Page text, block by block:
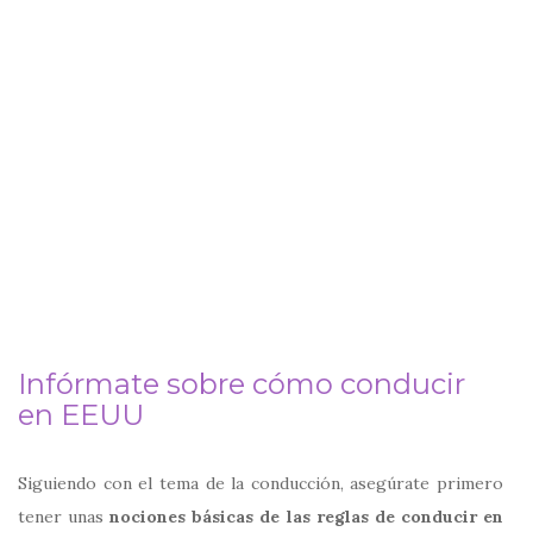
Infórmate sobre cómo conducir
en EEUU
Siguiendo con el tema de la conducción, asegúrate primero
tener unasnociones básicas de las reglas de conducir en